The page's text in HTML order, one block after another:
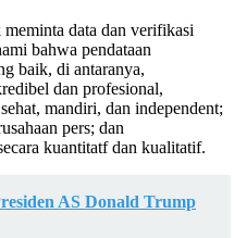
data dan verifikasi
bahwa pendataan
baik, di antaranya,
dan profesional,
mandiri, dan independent;
pers; dan
kuantitatf dan kualitatif.
AS Donald Trump